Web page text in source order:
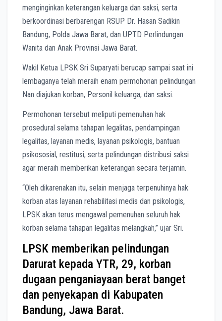
menginginkan keterangan keluarga dan saksi, serta
berkoordinasi berbarengan RSUP Dr. Hasan Sadikin
Bandung, Polda Jawa Barat, dan UPTD Perlindungan
Wanita dan Anak Provinsi Jawa Barat.
Wakil Ketua LPSK Sri Suparyati berucap sampai saat ini
lembaganya telah meraih enam permohonan pelindungan
Nan diajukan korban, Personil keluarga, dan saksi.
Permohonan tersebut meliputi pemenuhan hak
prosedural selama tahapan legalitas, pendampingan
legalitas, layanan medis, layanan psikologis, bantuan
psikososial, restitusi, serta pelindungan distribusi saksi
agar meraih memberikan keterangan secara terjamin.
“Oleh dikarenakan itu, selain menjaga terpenuhinya hak
korban atas layanan rehabilitasi medis dan psikologis,
LPSK akan terus mengawal pemenuhan seluruh hak
korban selama tahapan legalitas melangkah,” ujar Sri.
LPSK memberikan pelindungan
Darurat kepada YTR, 29, korban
dugaan penganiayaan berat banget
dan penyekapan di Kabupaten
Bandung, Jawa Barat.